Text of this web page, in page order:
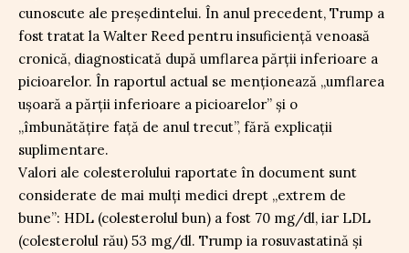
cunoscute ale președintelui. În anul precedent, Trump a
fost tratat la Walter Reed pentru insuficiență venoasă
cronică, diagnosticată după umflarea părții inferioare a
picioarelor. În raportul actual se menționează „umflarea
ușoară a părții inferioare a picioarelor” și o
„îmbunătățire față de anul trecut”, fără explicații
suplimentare.
Valori ale colesterolului raportate în document sunt
considerate de mai mulți medici drept „extrem de
bune”: HDL (colesterolul bun) a fost 70 mg/dl, iar LDL
(colesterolul rău) 53 mg/dl. Trump ia rosuvastatină și